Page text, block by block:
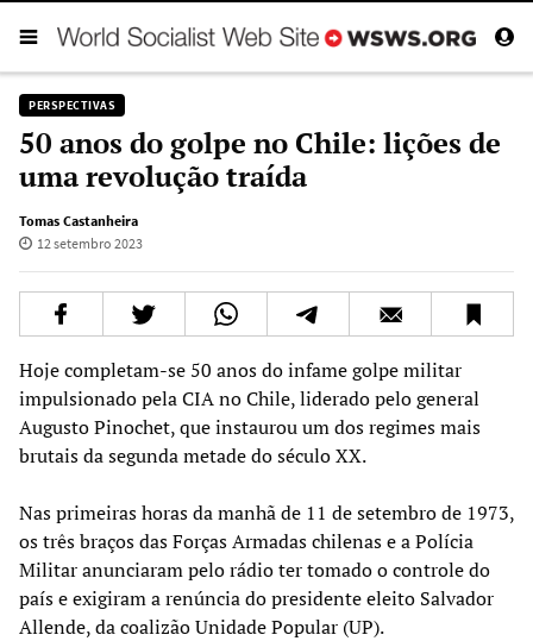
PERSPECTIVAS
50 anos do golpe no Chile: lições de
uma revolução traída
Tomas Castanheira
12 setembro 2023
Hoje completam-se 50 anos do infame golpe militar
impulsionado pela CIA no Chile, liderado pelo general
Augusto Pinochet, que instaurou um dos regimes mais
brutais da segunda metade do século XX.
Nas primeiras horas da manhã de 11 de setembro de 1973,
os três braços das Forças Armadas chilenas e a Polícia
Militar anunciaram pelo rádio ter tomado o controle do
país e exigiram a renúncia do presidente eleito Salvador
Allende, da coalizão Unidade Popular (UP).